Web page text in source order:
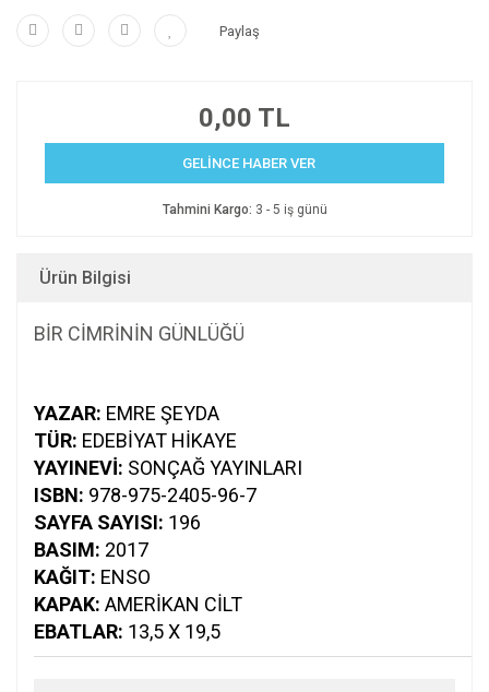
Paylaş
0,00 TL
GELİNCE HABER VER
Tahmini Kargo: 3 - 5 iş günü
Ürün Bilgisi
BİR CİMRİNİN GÜNLÜĞÜ
YAZAR: EMRE ŞEYDA
TÜR: EDEBIYAT HIKAYE
YAYINEVI: SONÇAĞ YAYINLARI
ISBN: 978-975-2405-96-7
SAYFA SAYISI: 196
BASIM: 2017
KAĞIT: ENSO
KAPAK: AMERIKAN CILT
EBATLAR: 13,5 X 19,5